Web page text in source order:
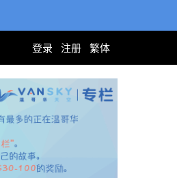
登录 注册 繁体